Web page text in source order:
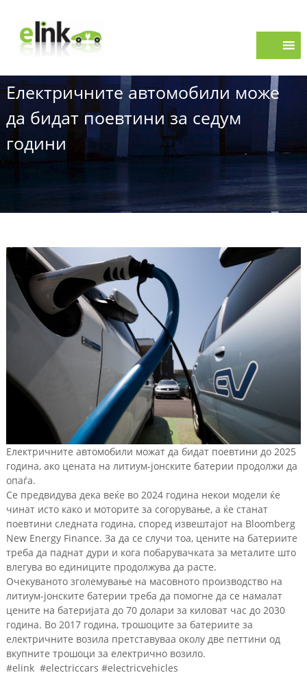
o
c
n
k
Електричните автомобили може
да бидат поевтини за седум
години
Електричните автомобили можат да бидат поевтини до 2025
година, ако цената на литиум-јонските батерии продолжи да
опаѓа.
Се предвидува дека веќе во 2024 година некои модели ќе
чинат исто како и моторите за согорување, а ќе станат
поевтини следната година, според извештајот на Bloomberg
New Energy Finance. За да се случи тоа, цените на батериите
треба да паднат дури и кога побарувачката за металите што
влегува во единиците продолжува да расте.
Очекуваното зголемување на масовното производство на
литиум-јонските батерии треба да помогне да се намалат
цените на батеријата до 70 долари за киловат час до 2030
година. Во 2017 година, трошоците за батериите за
електричните возила претставуваа околу две петтини од
вкупните трошоци за електрично возило.
#elink #electriccars #electricvehicles